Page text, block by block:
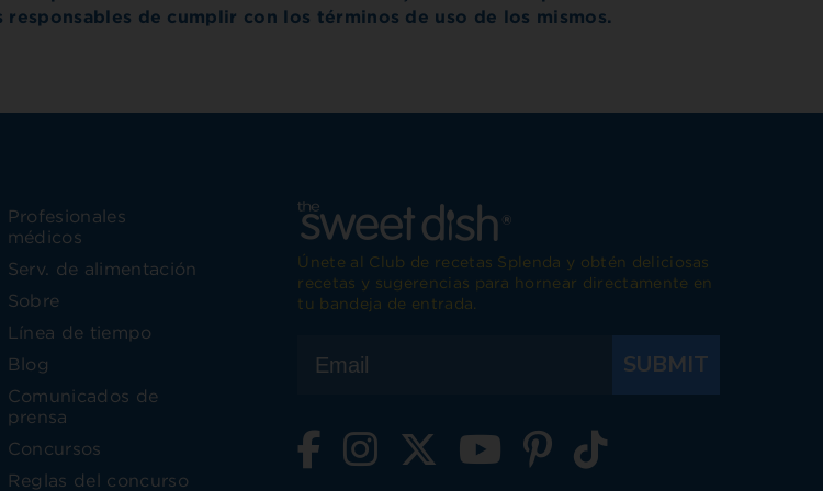
de cumplir con los términos de uso de los mismos.
Profesionales
médicos
Serv. de alimentación
Sobre
Línea de tiempo
Blog
Comunicados de
prensa
Concursos
Reglas del concurso
Únete al Club de recetas Splenda y obtén deliciosas
recetas y sugerencias para hornear directamente en
tu bandeja de entrada.
SUBMIT
Visita Splenda en Facebook
Visita Splenda en Instagram
Visita Splenda en Twitter
Visita Splenda en YouTube
Visita Splenda en Pinterest